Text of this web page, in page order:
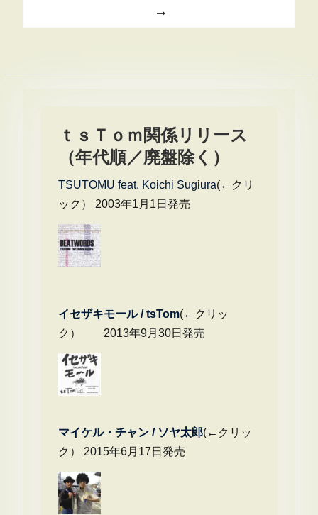
ゲ
ｔｓＴｏｍ関係リリース
（年代順／廃盤除く）
TSUTOMU feat. Koichi Sugiura(←クリ
ック） 2003年1月1日発売
イセザキモール / tsTom(←クリッ
ク） 2013年9月30日発売
マイケル・チャ ン / ソヤ太郎(←クリッ
ク） 2015年6月17日発売